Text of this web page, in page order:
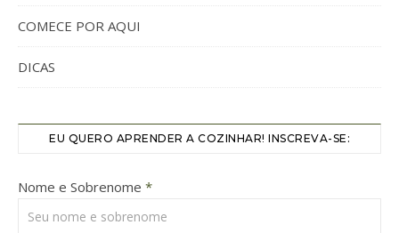
COMECE POR AQUI
DICAS
EU QUERO APRENDER A COZINHAR! INSCREVA-SE:
Nome e Sobrenome *